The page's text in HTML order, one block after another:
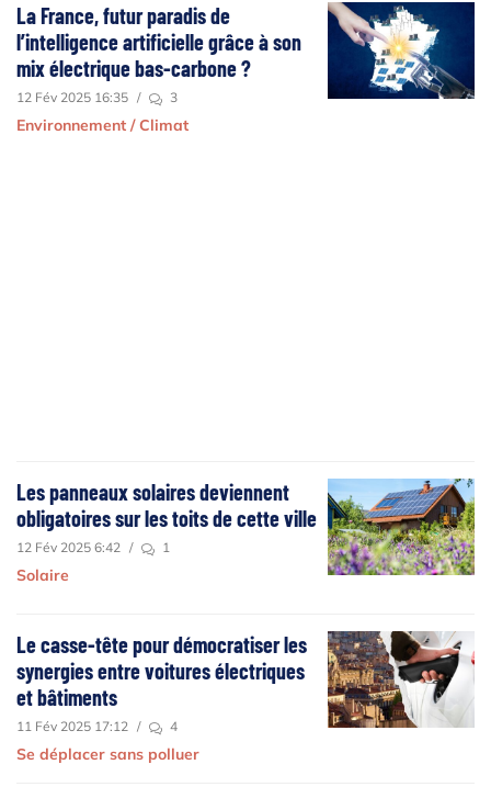
La France, futur paradis de
l’intelligence artificielle grâce à son
mix électrique bas-carbone ?
12 Fév 2025 16:35 / 3
Environnement / Climat
Les panneaux solaires deviennent
obligatoires sur les toits de cette ville
12 Fév 2025 6:42 / 1
Solaire
Le casse-tête pour démocratiser les
synergies entre voitures électriques
et bâtiments
11 Fév 2025 17:12 / 4
Se déplacer sans polluer